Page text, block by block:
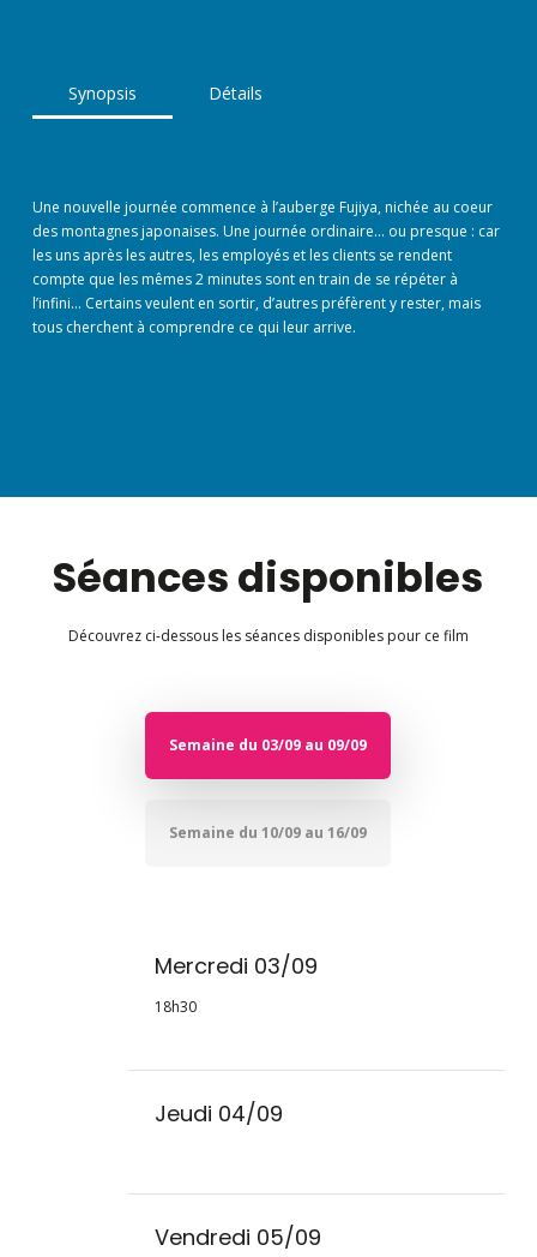
Synopsis Détails
Une nouvelle journée commence à l’auberge Fujiya, nichée au coeur
des montagnes japonaises. Une journée ordinaire… ou presque : car
les uns après les autres, les employés et les clients se rendent
compte que les mêmes 2 minutes sont en train de se répéter à
l’infini… Certains veulent en sortir, d’autres préfèrent y rester, mais
tous cherchent à comprendre ce qui leur arrive.
Séances disponibles
Découvrez ci-dessous les séances disponibles pour ce film
Semaine du 03/09 au 09/09
Semaine du 10/09 au 16/09
Mercredi 03/09
18h30
Jeudi 04/09
Vendredi 05/09